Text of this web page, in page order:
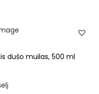
dušo muilas, 500 ml